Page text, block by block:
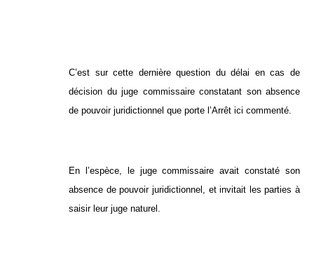
C’est sur cette dernière question du délai en cas de
décision du juge commissaire constatant son absence
de pouvoir juridictionnel que porte l’Arrêt ici commenté.
En l’espèce, le juge commissaire avait constaté son
absence de pouvoir juridictionnel, et invitait les parties à
saisir leur juge naturel.